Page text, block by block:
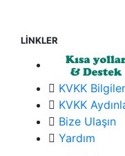
LİNKLER
KVKK
KVKK
Bize Ulaşın
Yardım